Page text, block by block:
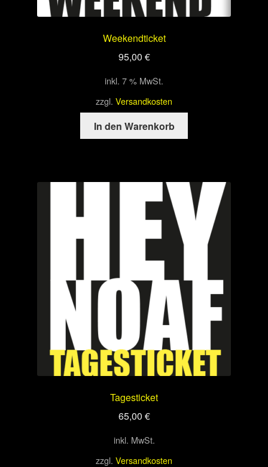
Weekendticket
95,00 €
inkl. 7 % MwSt.
zzgl. Versandkosten
In den Warenkorb
Tagesticket
65,00 €
inkl. MwSt.
zzgl. Versandkosten